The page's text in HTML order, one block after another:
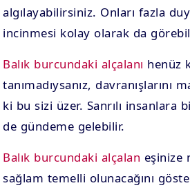
algılayabilirsiniz. Onları fazla
incinmesi kolay olarak da
Balık burcundaki alçalanı henüz
tanımadıysanız, davranışlarını
ki bu sizi üzer. Sanrılı insanlara
de gündeme gelebilir.
Balık burcundaki alçalan eşinize
sağlam temelli olunacağını